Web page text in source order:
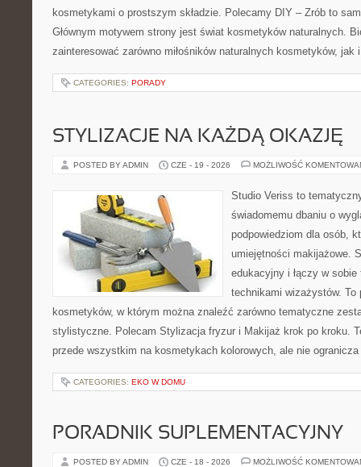
kosmetykami o prostszym składzie. Polecamy DIY – Zrób to
Głównym motywem strony jest świat kosmetyków naturalnych.
zainteresować zarówno miłośników naturalnych kosmetyków,
CATEGORIES: PORADY
STYLIZACJE NA KAŻDĄ OKAZJĘ
POSTED BY ADMIN CZE - 19 - 2026 MOŻLIWOŚĆ
Studio Veriss to
świadomemu dbaniu o
podpowiedziom dla osób,
umiejętności makijażowe.
edukacyjny i łączy w
technikami wizażystów. To
kosmetyków, w którym można znaleźć zarówno tematyczne
stylistyczne. Polecam Stylizacja fryzur i Makijaż krok po kroku.
przede wszystkim na kosmetykach kolorowych, ale nie
CATEGORIES: EKO W DOMU
PORADNIK SUPLEMENTACYJNY
POSTED BY ADMIN CZE - 18 - 2026 MOŻLIWOŚĆ